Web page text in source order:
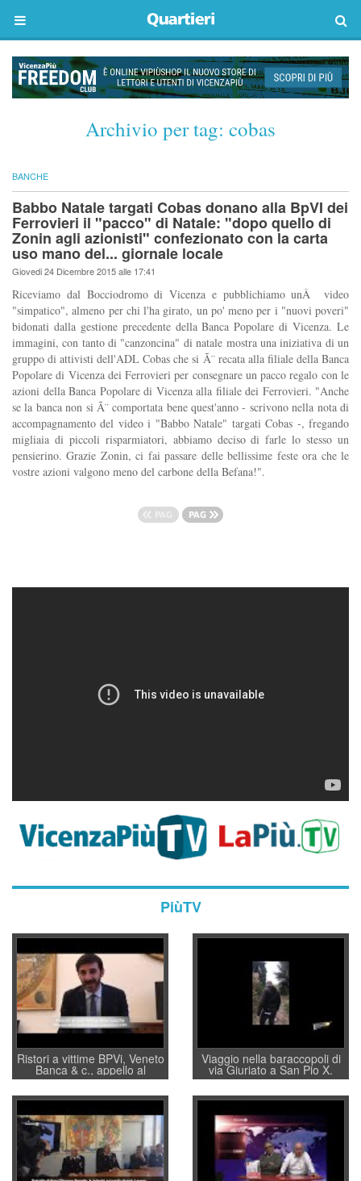
Archivio per tag: cobas
BANCHE
Babbo Natale targati Cobas donano alla BpVI dei
Ferrovieri il "pacco" di Natale: "dopo quello di
Zonin agli azionisti" confezionato con la carta
uso mano del... giornale locale
Giovedi 24 Dicembre 2015 alle 17:41
Riceviamo dal Bocciodromo di Vicenza e pubblichiamo unÂ video
"simpatico", almeno per chi l'ha girato, un po' meno per i "nuovi poveri"
bidonati dalla gestione precedente della Banca Popolare di Vicenza. Le
immagini, con tanto di "canzoncina" di natale mostra una iniziativa di un
gruppo di attivisti dell'ADL Cobas che si Ã¨ recata alla filiale della Banca
Popolare di Vicenza dei Ferrovieri per consegnare un pacco regalo con le
azioni della Banca Popolare di Vicenza alla filiale dei Ferrovieri. "Anche
se la banca non si Ã¨ comportata bene quest'anno - scrivono nella nota di
accompagnamento del video i "Babbo Natale" targati Cobas -, fregando
migliaia di piccoli risparmiatori, abbiamo deciso di farle lo stesso un
pensierino. Grazie Zonin, ci fai passare delle bellissime feste ora che le
vostre azioni valgono meno del carbone della Befana!".
PiùTV
Ristori a vittime BPVi, Veneto
Banca & c., appello al
sottosegretario Alessio
Villarosa: per mettere ordine
convochi con Di Maio CNCU
a supporto della cabina di
regia al Mef
Viaggio nella baraccopoli di
via Giuriato a San Pio X.
Vicenza ai Vicentini: “faremo
un regalo di Natale ai
residenti”